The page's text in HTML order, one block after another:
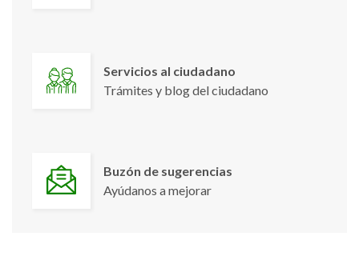
Servicios al ciudadano
Trámites y blog del ciudadano
Buzón de sugerencias
Ayúdanos a mejorar